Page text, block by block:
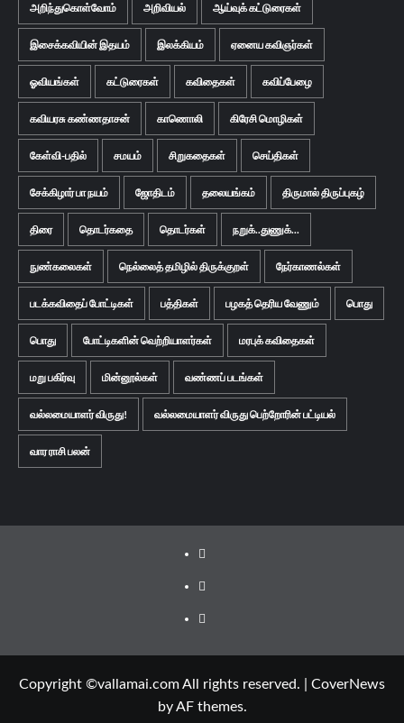
அறிந்துகொள்வோம் அறிவியல் ஆய்வுக் கட்டுரைகள்
இசைக்கவியின் இதயம் இலக்கியம் ஏனைய கவிஞர்கள்
ஓவியங்கள் கட்டுரைகள் கவிதைகள் கவிப்பேழை
கவியரசு கண்ணதாசன் காணொலி கிரேசி மொழிகள்
கேள்வி-பதில் சமயம் சிறுகதைகள் செய்திகள்
சேக்கிழார் பா நயம் ஜோதிடம் தலையங்கம் திருமால் திருப்புகழ்
திரை தொடர்கதை தொடர்கள் நறுக்..துணுக்...
நுண்கலைகள் நெல்லைத் தமிழில் திருக்குறள் நேர்காணல்கள்
படக்கவிதைப் போட்டிகள் பத்திகள் பழகத் தெரிய வேணும் பொது
பொது போட்டிகளின் வெற்றியாளர்கள் மரபுக் கவிதைகள்
மறு பகிர்வு மின்னூல்கள் வண்ணப் படங்கள்
வல்லமையாளர் விருது! வல்லமையாளர் விருது பெற்றோரின் பட்டியல்
வார ராசி பலன்
Facebook
Twitter
Youtube
Copyright ©vallamai.com All rights reserved.
CoverNews
by AF themes.